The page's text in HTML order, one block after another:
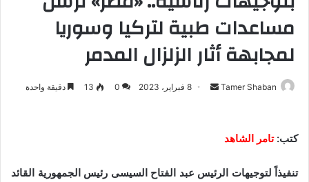
مساعدات طبية لتركيا وسوريا
لمجابهة أثار الزلزال المدمر
Tamer Shaban 8 فبراير، 2023 0
13 دقيقة واحدة
كتب:تامر الشاهد
تنفيذاً لتوجيهات الرئيس عبد الفتاح السيسى رئيس الجمهورية القائد